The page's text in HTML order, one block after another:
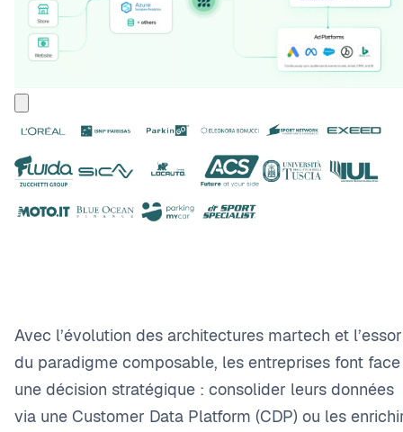
Avec l’évolution des architectures martech et l’essor
du paradigme composable, les entreprises font
une décision stratégique : consolider leurs données
via une Customer Data Platform (CDP) ou les